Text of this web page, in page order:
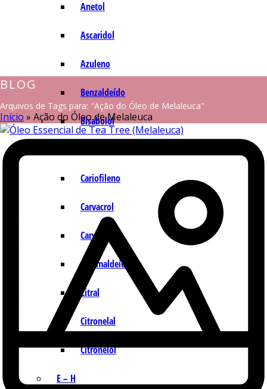
Anetol
Ascaridol
Azuleno
Benzaldeído
Bisabolol
Cariofileno
Carvacrol
Carvona
Cinamaldeído
Citral
Citronelal
Citronelol
E – H
BLOG
Arquivos de Tags para: "Ação do Óleo de Melaleuca"
Início » Ação do Óleo de Melaleuca